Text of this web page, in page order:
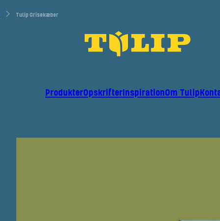
Tulip Grisekæber
ProdukterOpskrifterInspirationOm Tulip